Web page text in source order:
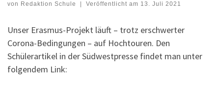
von Redaktion Schule Veröffentlicht am 13. Juli 2021
Unser Erasmus-Projekt läuft – trotz erschwerter
Corona-Bedingungen – auf Hochtouren. Den
Schülerartikel in der Südwestpresse findet man unter
folgendem Link: